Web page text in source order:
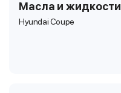
Масла и жидкости
Hyundai Coupe